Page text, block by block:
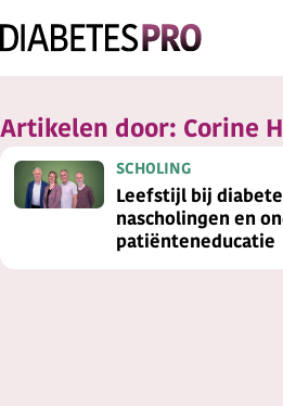
Artikelen door: Corine
Leefstijl bij
nascholingen en
patiënteneducatie
SCHOLING